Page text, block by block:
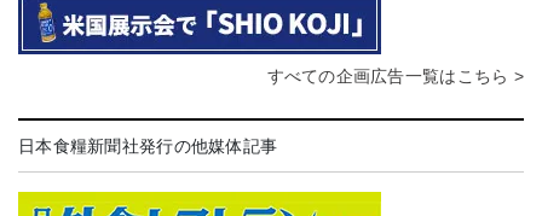
すべての企画広告一覧はこちら >
日本食糧新聞社発行の他媒体記事